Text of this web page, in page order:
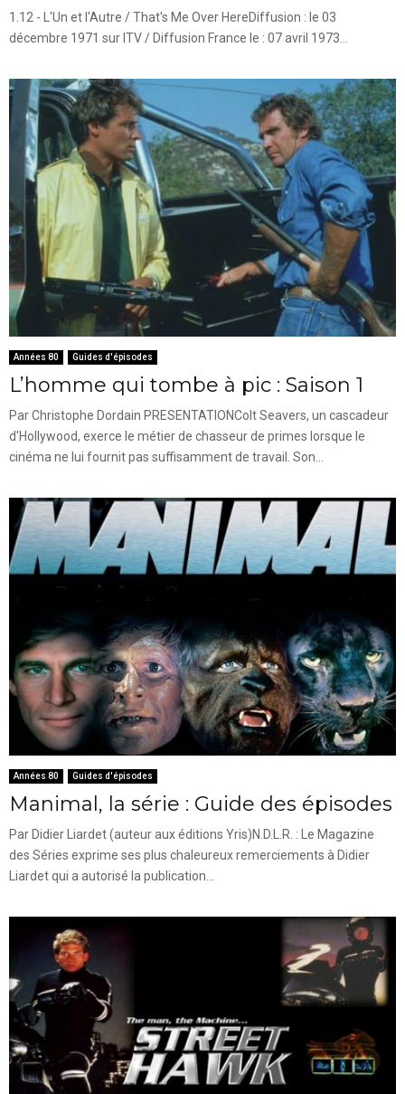
1.12 - L'Un et l'Autre / That's Me Over HereDiffusion : le 03
décembre 1971 sur ITV / Diffusion France le : 07 avril 1973...
Années 80 Guides d'épisodes
L’homme qui tombe à pic : Saison 1
Par Christophe Dordain PRESENTATIONColt Seavers, un cascadeur
d'Hollywood, exerce le métier de chasseur de primes lorsque le
cinéma ne lui fournit pas suffisamment de travail. Son...
Années 80 Guides d'épisodes
Manimal, la série : Guide des épisodes
Par Didier Liardet (auteur aux éditions Yris)N.D.L.R. : Le Magazine
des Séries exprime ses plus chaleureux remerciements à Didier
Liardet qui a autorisé la publication...